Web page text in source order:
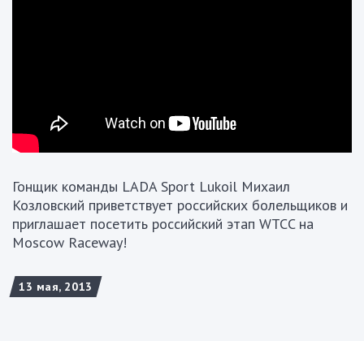
Гонщик команды LADA Sport Lukoil Михаил
Козловский приветствует российских болельщиков и
приглашает посетить российский этап WTCC на
Moscow Raceway!
13 мая, 2013